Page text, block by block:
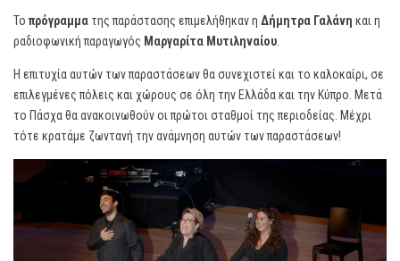
Το πρόγραμματης παράστασης επιμελήθηκαν η Δήμητρα Γαλάνη και η
ραδιοφωνική παραγωγός Μαργαρίτα Μυτιληναίου
Η επιτυχία αυτών των παραστάσεων θα συνεχιστεί και το καλοκαίρι, σε
επιλεγμένες πόλεις και χώρους σε όλη την Ελλάδα και την Κύπρο. Μετά
το Πάσχα θα ανακοινωθούν οι πρώτοι σταθμοί της περιοδείας. Μέχρι
τότε κρατάμε ζωντανή την ανάμνηση αυτών των παραστάσεων!